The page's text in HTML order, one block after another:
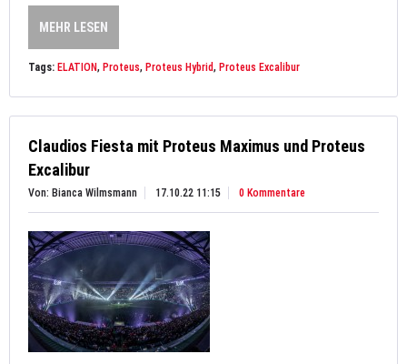
MEHR LESEN
Tags: ELATION, Proteus, Proteus Hybrid, Proteus Excalibur
Claudios Fiesta mit Proteus Maximus und Proteus
Excalibur
Von: Bianca Wilmsmann 17.10.22 11:15 0 Kommentare